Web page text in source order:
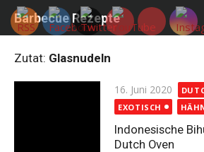
Skip
Barbecue Rezepte
Zutat: Glasnudeln
Posted
on
16. Juni 2020
EXOTISCH
Indonesische
Dutch Oven